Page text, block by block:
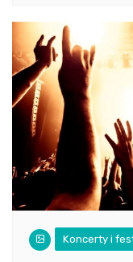
Koncerty i